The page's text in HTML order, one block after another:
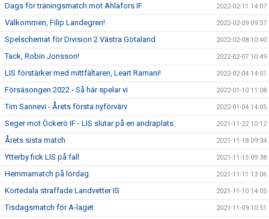
Dags för träningsmatch mot Ahlafors IF 2022-02-11 14:07
Välkommen, Filip Landegren! 2022-02-09 09:57
Spelschemat för Division 2 Västra Götaland 2022-02-08 10:40
Tack, Robin Jonsson! 2022-02-07 10:49
LIS förstärker med mittfältaren, Leart Ramani! 2022-02-04 14:51
Försäsongen 2022 - Så här spelar vi 2022-01-10 11:08
Tim Sannevi - Årets första nyförvärv 2022-01-04 14:05
Seger mot Öckerö IF - LIS slutar på en andraplats 2021-11-22 10:12
Årets sista match 2021-11-18 09:34
Ytterby fick LIS på fall 2021-11-15 09:38
Hemmamatch på lördag 2021-11-11 13:06
Kortedala straffade Landvetter IS 2021-11-10 14:05
Tisdagsmatch för A-laget 2021-11-09 10:51